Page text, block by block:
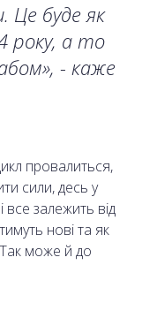
Це буде як
року, а то
- каже
провалиться,
сили, десь у
залежить від
нові та як
Так може й до